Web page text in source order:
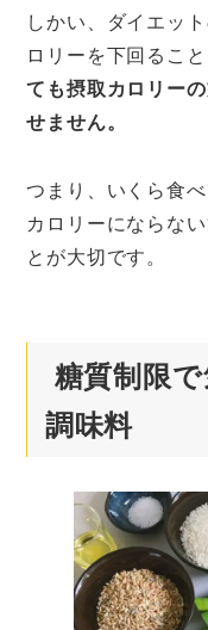
しかい、ダイエッ
ロリーを下回るこ
ても摂取カロリー
せません。
つまり、いくら食
カロリーにならな
とが大切です。
糖質制限
調味料